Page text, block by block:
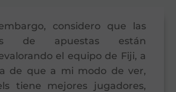
considero que las
de apuestas están
el equipo de Fiji, a
de que a mi modo de ver,
tiene mejores jugadores,